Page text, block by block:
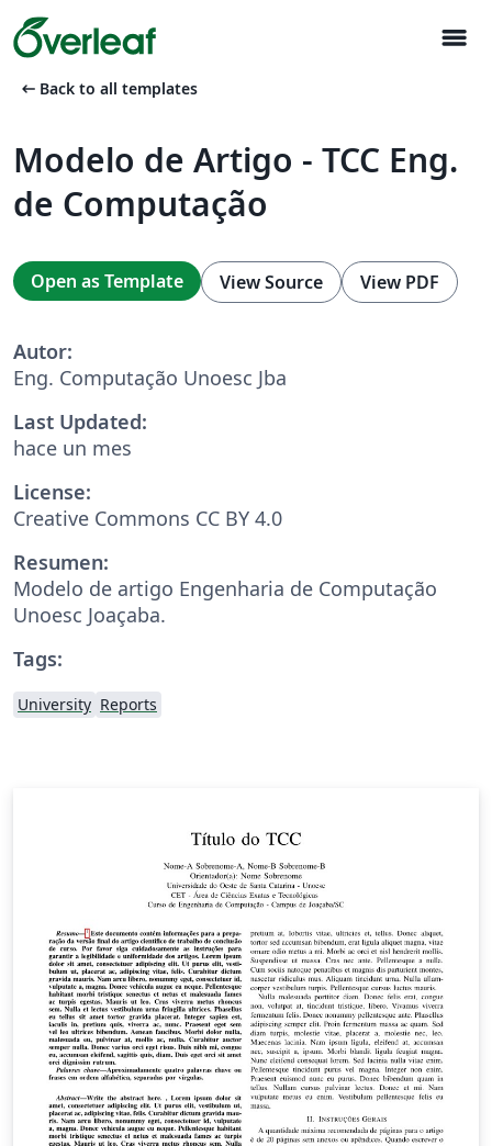
menu
arrow_left_alt Back to all templates
Modelo de Artigo - TCC Eng.
de Computação
Open as Template View Source View PDF
Autor:
Eng. Computação Unoesc Jba
Last Updated:
hace un mes
License:
Creative Commons CC BY 4.0
Resumen:
Modelo de artigo Engenharia de Computação
Unoesc Joaçaba.
Tags:
University Reports